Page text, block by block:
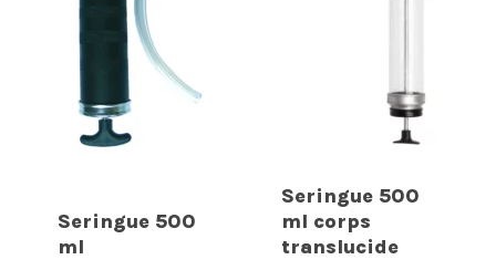
Seringue 500
ml
Seringue 500
ml corps
translucide